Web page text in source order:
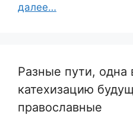
далее…
Разные пути, одна
катехизацию
православные